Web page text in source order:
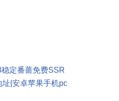
定番蔷免费SSR
|安卓苹果手机pc